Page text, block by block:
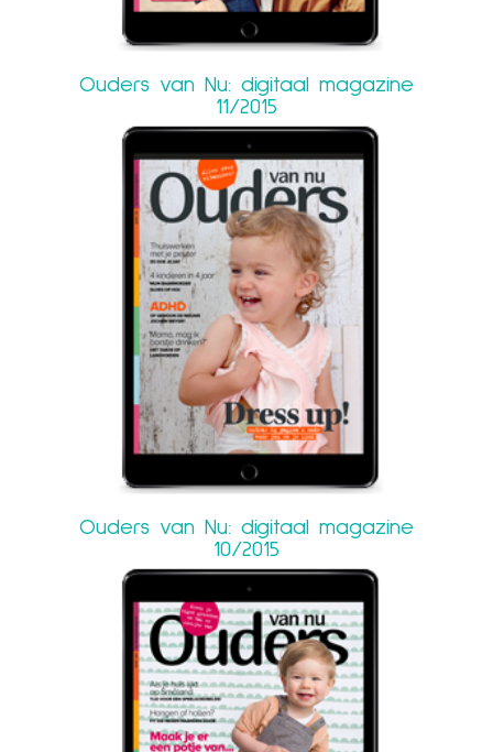
Ouders van Nu: digitaal magazine
11/2015
Ouders van Nu: digitaal magazine
10/2015